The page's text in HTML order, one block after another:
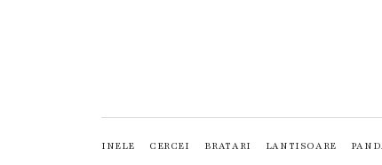
INELE CERCEI BRATARI LANTISOARE